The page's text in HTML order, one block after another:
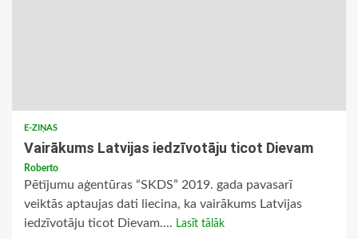
E-ZIŅAS
Vairākums Latvijas iedzīvotāju ticot Dievam
Roberto
Pētījumu aģentūras “SKDS” 2019. gada pavasarī
veiktās aptaujas dati liecina, ka vairākums Latvijas
iedzīvotāju ticot Dievam.... Lasīt tālāk